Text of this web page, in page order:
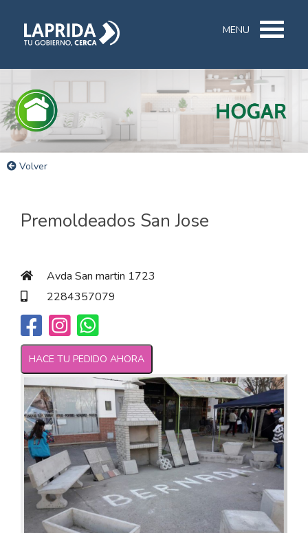
MENU
Volver
Premoldeados San Jose
Avda San martin 1723
2284357079
HACE TU PEDIDO AHORA